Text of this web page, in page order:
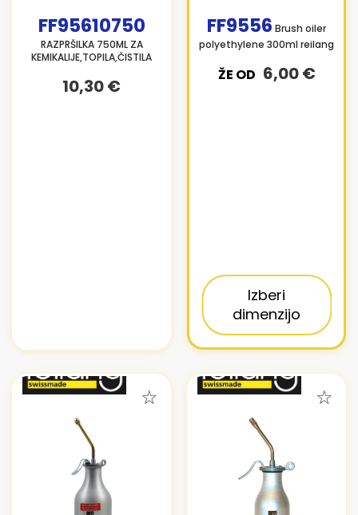
FF95610750
RAZPRŠILKA 750ML ZA
KEMIKALIJE,TOPILA,ČISTILA
10,30 €
FF9556 Brush oiler
polyethylene 300ml reilang
ŽE OD 6,00 €
Izberi
dimenzijo